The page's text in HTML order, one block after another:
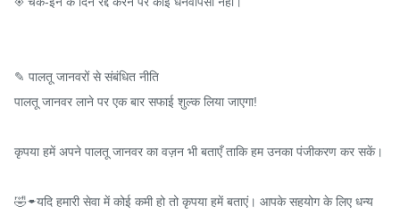
✎ पालतू जानवरों से संबंधित नीति
पालतू जानवर लाने पर एक बार सफाई शुल्क लिया जाएगा!
कृपया हमें अपने पालतू जानवर का वज़न भी बताएँ ताकि हम उनका पंजीकरण कर सकें।
🤣🠿यदि हमारी सेवा में कोई कमी हो तो कृपया हमें बताएं। आपके सहयोग के लिए धन्य